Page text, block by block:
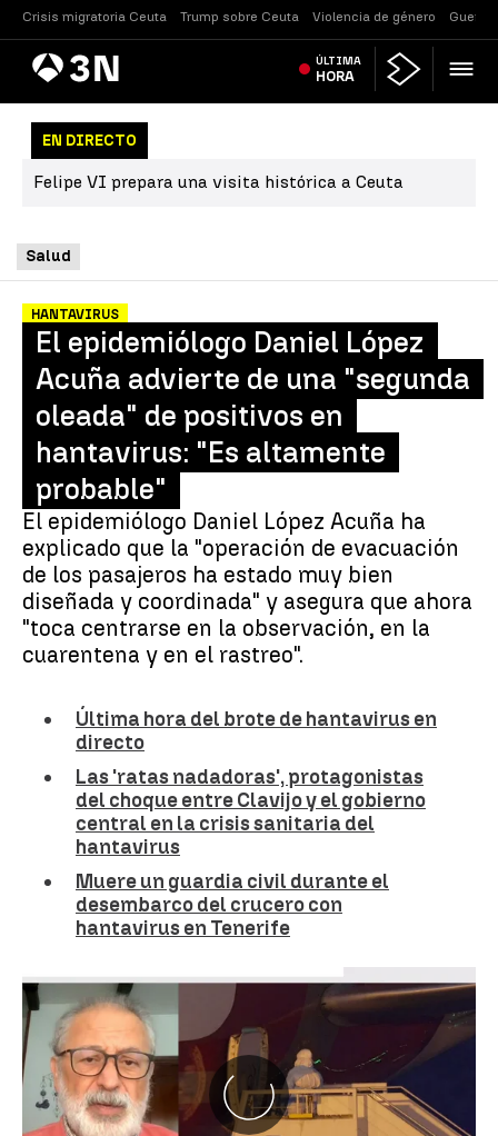
Crisis migratoria Ceuta Trump sobre Ceuta Violencia de género Guerra
AntenaNoticias ÚLTIMA
HORA
EN DIRECTO
Felipe VI prepara una visita histórica a Ceuta
Salud
HANTAVIRUS
El epidemiólogo Daniel López
Acuña advierte de una "segunda
oleada" de positivos en
hantavirus: "Es altamente
probable"
El epidemiólogo Daniel López Acuña ha
explicado que la "operación de evacuación
de los pasajeros ha estado muy bien
diseñada y coordinada" y asegura que ahora
"toca centrarse en la observación, en la
cuarentena y en el rastreo".
Última hora del brote de hantavirus en
directo
Las 'ratas nadadoras', protagonistas
del choque entre Clavijo y el gobierno
central en la crisis sanitaria del
hantavirus
Muere un guardia civil durante el
desembarco del crucero con
hantavirus en Tenerife